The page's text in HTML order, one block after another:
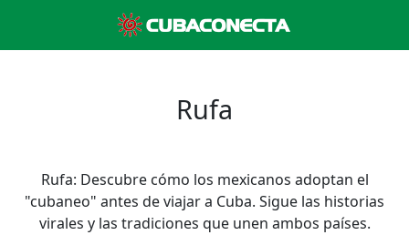
Rufa
Rufa: Descubre cómo los mexicanos adoptan el
"cubaneo" antes de viajar a Cuba. Sigue las historias
virales y las tradiciones que unen ambos países.